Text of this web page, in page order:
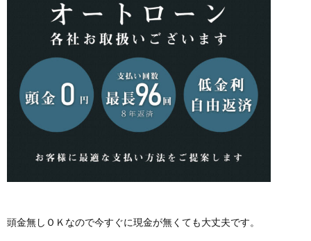
頭金無しＯＫなので今すぐに現金が無くても大丈夫です。